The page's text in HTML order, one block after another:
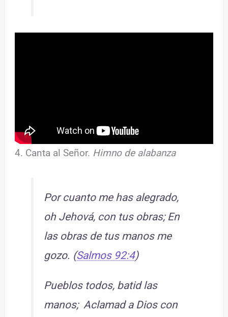
4. Canta al Señor. Himno de alabanza
Por cuanto me has alegrado,
oh Jehová, con tus obras; En
las obras de tus manos me
gozo. (Salmos 92:4)
Pueblos todos, batid las
manos; Aclamad a Dios con